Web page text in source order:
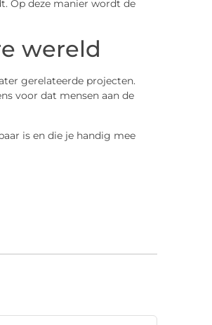
Op deze manier wordt de
wereld
gerelateerde projecten.
voor dat mensen aan de
is en die je handig mee